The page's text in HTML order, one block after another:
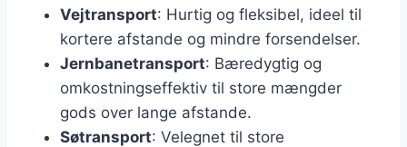
Vejtransport: Hurtig og fleksibel, ideel til
kortere afstande og mindre forsendelser.
Jernbanetransport: Bæredygtig og
omkostningseffektiv til store mængder
gods over lange afstande.
Søtransport: Velegnet til store